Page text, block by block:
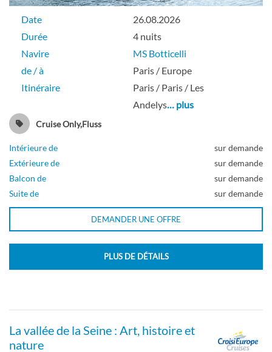
Date
26.08.2026
Durée
4 nuits
Navire
MS Botticelli
de / à
Paris / Europe
Itinéraire
Paris / Paris / Les
Andelys… plus
Cruise Only,Fluss
Intérieure de
sur demande
Extérieure de
sur demande
Balcon de
sur demande
Suite de
sur demande
DEMANDER UNE OFFRE
PLUS DE DÉTAILS
La vallée de la Seine : Art, histoire et
nature